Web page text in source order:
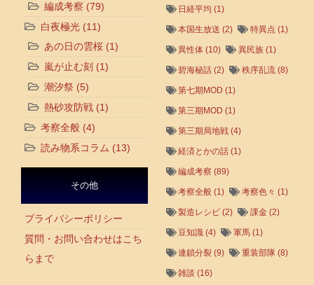
編成考察 (79)
白夜極光 (11)
あの日の雲桜 (1)
嵐が止む刻 (1)
潮汐祭 (5)
熱砂攻防戦 (1)
考察全般 (4)
読み物系コラム (13)
その他
プライバシーポリシー
質問・お問い合わせはこち
らまで
日経平均 (1)
本国生放送 (2) 特異点 (1)
異性体 (10) 異民族(1)
碧海秘話 (2) 秩序乱流(8)
第七期MOD (1)
第三期MOD (1)
第三期局地戦 (4)
経済とかの話 (1)
編成考察 (89)
考察全般 (1) 考察色々 (1)
製造レシピ (2) 課金(2)
豆知識 (4) 軍馬(1)
連鎖分裂 (9) 重装部隊(8)
雑談 (16)